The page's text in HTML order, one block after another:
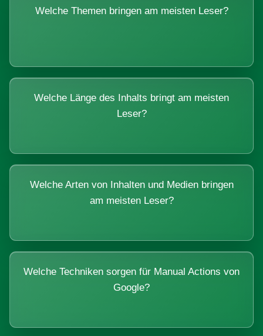
Welche Themen bringen am meisten Leser?
Welche Länge des Inhalts bringt am meisten
Leser?
Welche Arten von Inhalten und Medien bringen
am meisten Leser?
Welche Techniken sorgen für Manual Actions von
Google?